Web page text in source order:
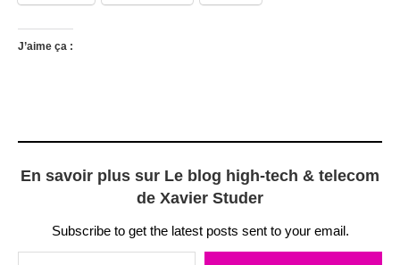
J’aime ça :
En savoir plus sur Le blog high-tech & telecom
de Xavier Studer
Subscribe to get the latest posts sent to your email.
Saisissez votre adresse e-mail…